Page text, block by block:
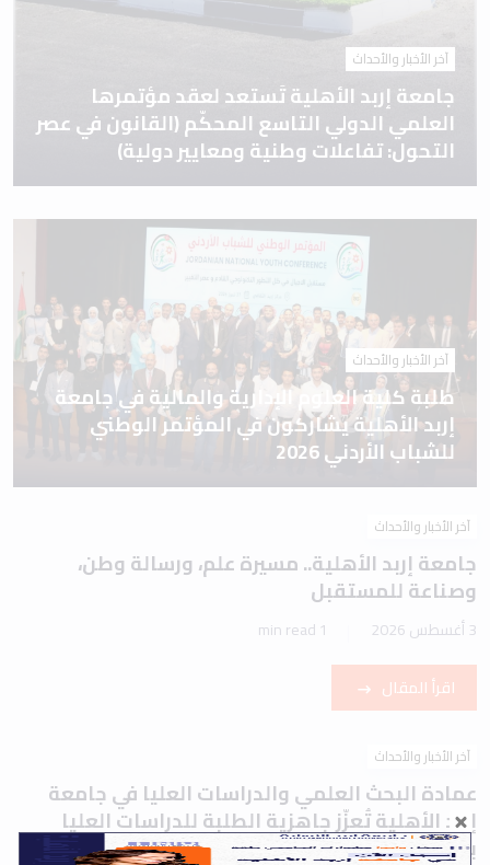
آخر الأخبار والأحداث
جامعة إربد الأهلية تَستعد لعقد مؤتمرها
العلمي الدولي التاسع المحكّم (القانون في عصر
التحول: تفاعلات وطنية ومعايير دولية)
آخر الأخبار والأحداث
طلبة كلية العلوم الإدارية والمالية في جامعة
إربد الأهلية يشاركون في المؤتمر الوطني
للشباب الأردني 2026
آخر الأخبار والأحداث
جامعة إربد الأهلية.. مسيرة علم، ورسالة وطن،
وصناعة للمستقبل
3 أغسطس 2026 1 min read
اقرأ المقال
آخر الأخبار والأحداث
عمادة البحث العلمي والدراسات العليا في جامعة
إربد الأهلية تُعزّز جاهزية الطلبة للدراسات العليا
بورشة تعريفية حول اختباري IELTS وTOEFL